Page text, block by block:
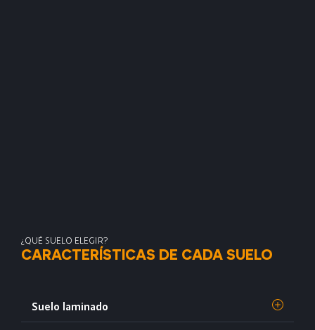
¿QUÉ SUELO ELEGIR?
CARACTERÍSTICAS DE CADA SUELO
Suelo laminado